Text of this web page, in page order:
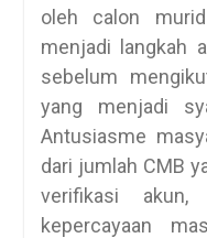
oleh calon
menjadi langkah
sebelum
yang menjadi
Antusiasme
dari jumlah CMB
verifikasi akun,
kepercayaan